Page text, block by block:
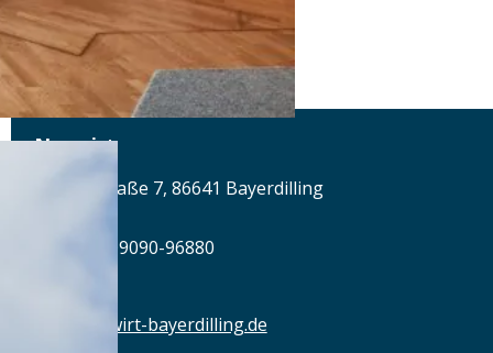
Neuwirt
Rainer Straße 7, 86641 Bayerdilling
Tel.: Tel.: 09090-96880
www.neuwirt-bayerdilling.de